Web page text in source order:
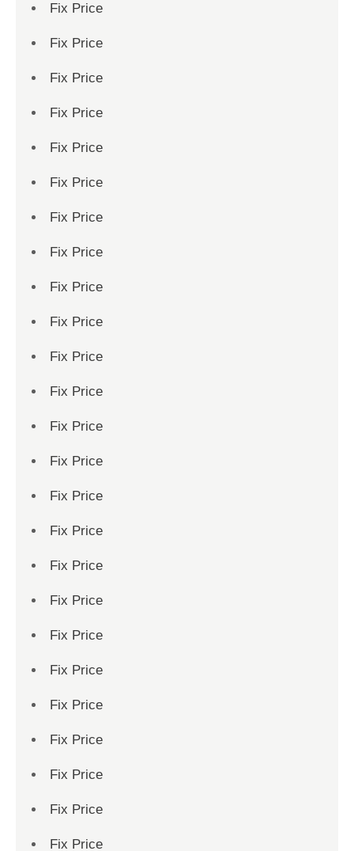
Fix Price
Fix Price
Fix Price
Fix Price
Fix Price
Fix Price
Fix Price
Fix Price
Fix Price
Fix Price
Fix Price
Fix Price
Fix Price
Fix Price
Fix Price
Fix Price
Fix Price
Fix Price
Fix Price
Fix Price
Fix Price
Fix Price
Fix Price
Fix Price
Fix Price